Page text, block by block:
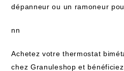
dépanneur ou un ramoneur
nn
Achetez votre thermostat
chez Granuleshop et